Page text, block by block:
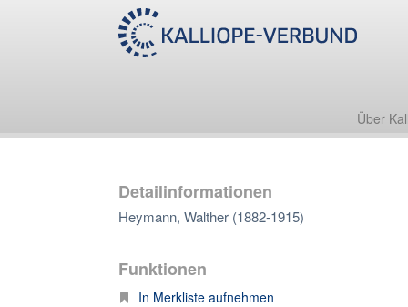
Über
Detailinformationen
Heymann, Walther (1882-1915)
Funktionen
In Merkliste aufnehmen